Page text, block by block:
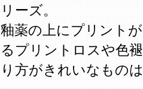
リーズ。
釉薬の上にプリント
るプリントロスや色
り方がきれいなもの